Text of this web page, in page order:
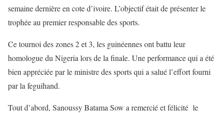
semaine dernière en cote d’ivoire. L’objectif était de présenter le
trophée au premier responsable des sports.
Ce tournoi des zones 2 et 3, les guinéennes ont battu leur
homologue du Nigeria lors de la finale. Une performance qui a été
bien appréciée par le ministre des sports qui a salué l’effort fourni
par la feguihand.
Tout d’abord, Sanoussy Batama Sow a remercié et félicité le